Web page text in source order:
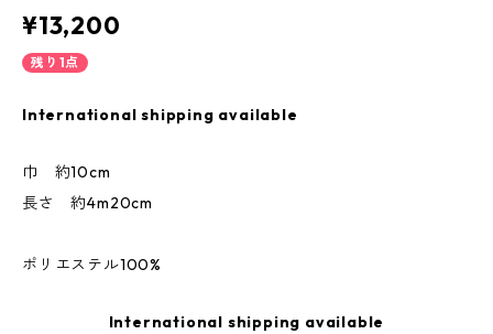
¥13,200
残り1点
International shipping available
巾 約10cm
長さ 約4m20cm
ポリエステル100%
International shipping available